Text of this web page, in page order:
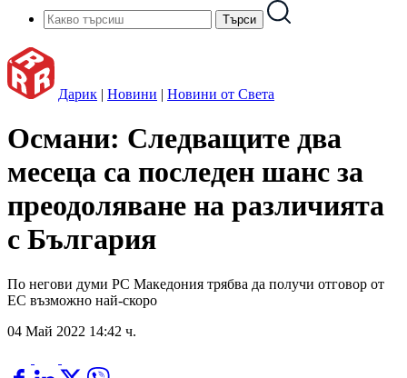
Дарик | Новини | Новини от Света
Османи: Следващите два
месеца са последен шанс за
преодоляване на различията
с България
По негови думи РС Македония трябва да получи отговор от
ЕС възможно най-скоро
04 Май 2022 14:42 ч.